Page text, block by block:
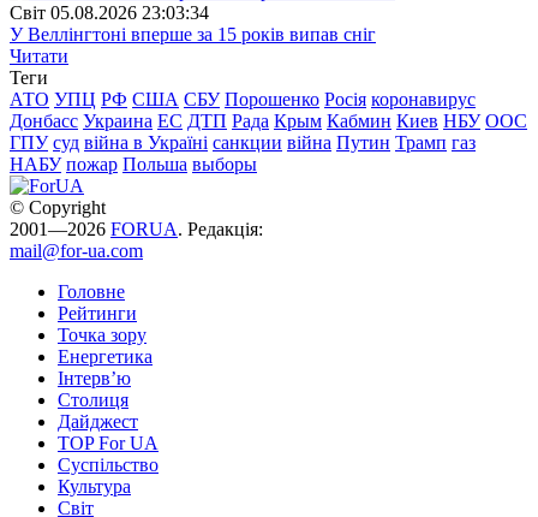
Свiт 05.08.2026 23:03:34
У Веллінгтоні вперше за 15 років випав сніг
Читати
Теги
АТО УПЦ РФ США СБУ Порошенко Росія коронавирус
Донбасс Украина ЕС ДТП Рада Крым Кабмин Киев НБУ ООС
ГПУ суд війна в Україні санкции війна Путин Трамп газ
НАБУ пожар Польша выборы
© Copyright
2001—2026 FORUA. Редакція:
mail@for-ua.com
Головне
Рейтинги
Точка зору
Енергетика
Інтерв’ю
Столиця
Дайджест
TOP For UA
Суспiльство
Культура
Світ